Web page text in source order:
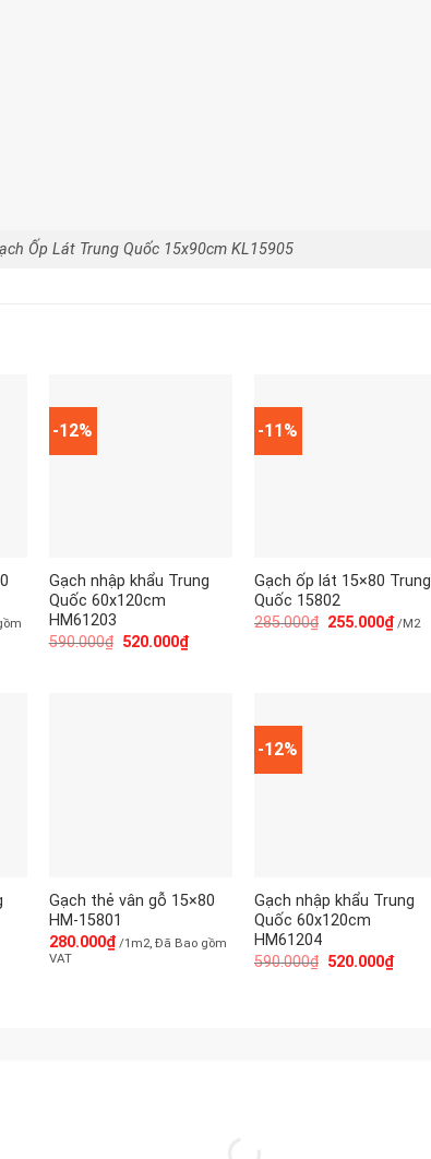
Ốp Lát Trung Quốc 15x90cm KL15905
-12%
Gạch nhập khẩu Trung
Quốc 60x120cm
HM61203
590.000₫ 520.000₫
-11%
Gạch ốp lát 15×80 Trung
Quốc 15802
285.000₫ 255.000₫/M2
Gạch thẻ vân gỗ 15×80
HM-15801
280.000₫/1m2, Đã Bao gồm
VAT
-12%
Gạch nhập khẩu Trung
Quốc 60x120cm
HM61204
590.000₫ 520.000₫